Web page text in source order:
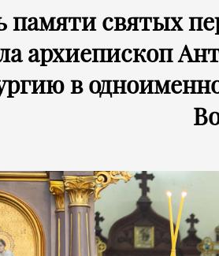
памяти святых
архиепископ
в